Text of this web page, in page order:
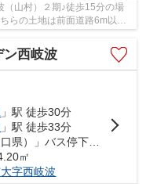
（山村）２期♪徒歩15分の場
らの土地は前面道路6m以上
ン西岐波
」駅 徒歩30分
」駅 徒歩33分
㎡
大字西岐波